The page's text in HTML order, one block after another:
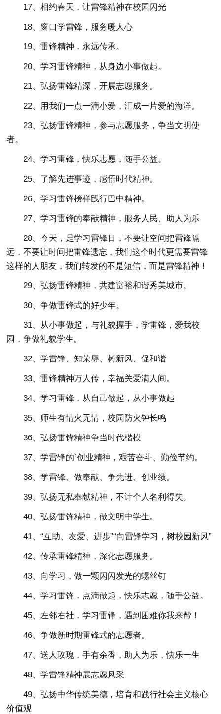
17、相约春天，让雷锋精神在校园闪光
18、窗口学雷锋，服务暖人心
19、雷锋精神，永远传承。
20、学习雷锋精神，从身边小事做起。
21、弘扬雷锋精深，开展志愿服务。
22、用我们一点一滴小爱，汇成一片爱的海洋。
23、弘扬雷锋精神，参与志愿服务，争当文明使
者。
24、学习雷锋，快乐志愿，随手公益。
25、了解先进事迹，感悟时代精神。
26、学习雷锋榜样践行巴中精神。
27、学习雷锋的奉献精神，服务人民、助人为乐
28、今天，是学习雷锋日，不要让空间把雷锋隔
远，不要让时间把雷锋遗忘，我们这个时代更需要雷锋
这样的人朋友，我们转发的不是短信，而是雷锋精神！
29、弘扬雷锋精神，共建富裕和谐秀美城市。
30、争做雷锋式的好少年。
31、从小事做起，与礼貌握手，学雷锋，爱我校
园，争做礼貌学生。
32、学雷锋、知荣辱、树新风、促和谐
33、雷锋精神万人传，幸福关爱满人间。
34、学习雷锋，从自己做起，从小事做起
35、师生有情火无情，校园防火钟长鸣
36、弘扬雷锋精神争当时代楷模
37、学雷锋的`创业精神，艰苦奋斗、勤俭节约。
38、学雷锋、做奉献、争先进、创业绩。
39、弘扬无私奉献精神，不计个人名利得失。
40、弘扬雷锋精神，做文明中学生。
41、“互助、友爱、进步”“向雷锋学习，树校园新风”
42、传承雷锋精神，深化志愿服务。
43、向学习，做一颗闪闪发光的螺丝钉
44、学习雷锋，点滴做起，快乐志愿，随手公益。
45、左邻右社，学习雷锋，遇到困难你我来帮！
46、争做新时期雷锋式的志愿者。
47、送人玫瑰，手有余香，助人为乐，快乐一生
48、学雷锋精神展志愿风采
49、弘扬中华传统美德，培育和践行社会主义核心
价值观